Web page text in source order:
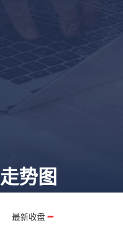
走势图
最新收盘